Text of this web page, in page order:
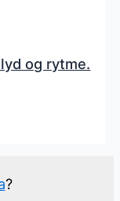
og rytme.
?